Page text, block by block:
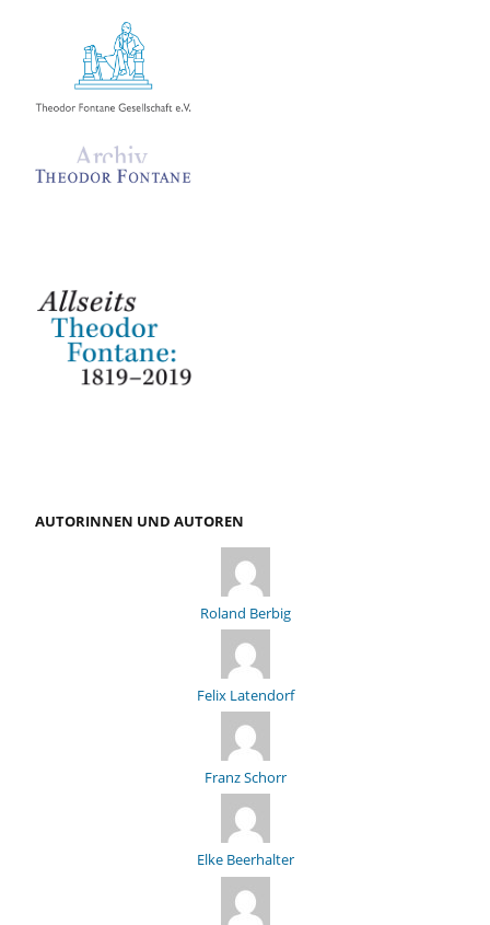
AUTORINNEN UND AUTOREN
Roland Berbig
Felix Latendorf
Franz Schorr
Elke Beerhalter